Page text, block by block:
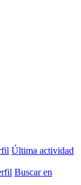
Última actividad
Buscar en